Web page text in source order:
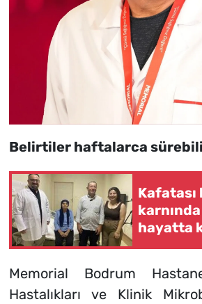
Belirtiler haftalarca
hayatta
Memorial Bodrum
Hastalıkları ve Klinik